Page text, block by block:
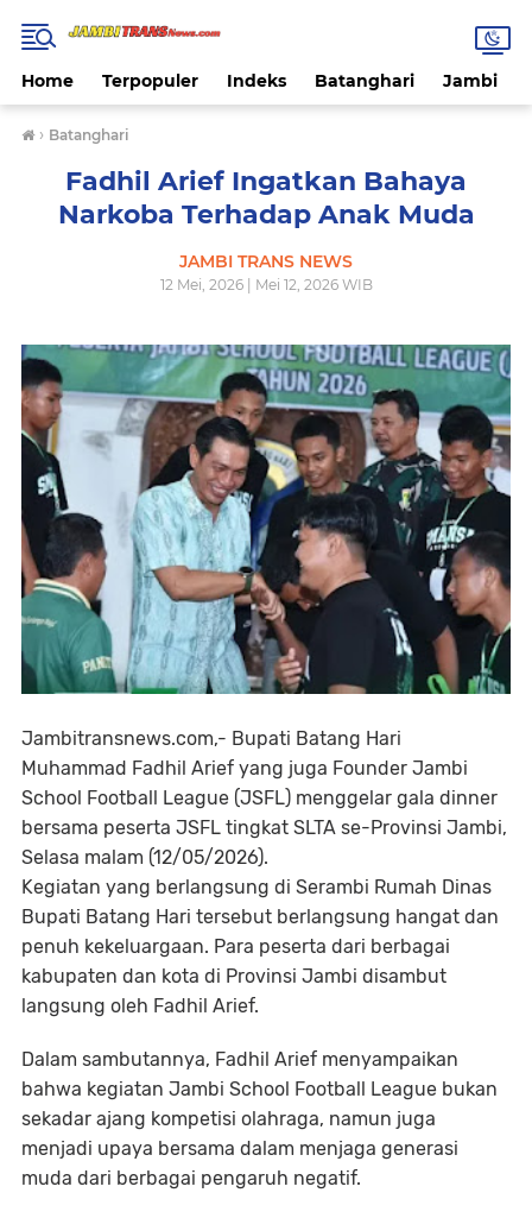
Home Terpopuler Indeks Batanghari Jambi
› Batanghari
Fadhil Arief Ingatkan Bahaya
Narkoba Terhadap Anak Muda
JAMBI TRANS NEWS
12 Mei, 2026 | Mei 12, 2026 WIB
Jambitransnews.com,- Bupati Batang Hari
Muhammad Fadhil Arief yang juga Founder Jambi
School Football League (JSFL) menggelar gala dinner
bersama peserta JSFL tingkat SLTA se-Provinsi Jambi,
Selasa malam (12/05/2026).
Kegiatan yang berlangsung di Serambi Rumah Dinas
Bupati Batang Hari tersebut berlangsung hangat dan
penuh kekeluargaan. Para peserta dari berbagai
kabupaten dan kota di Provinsi Jambi disambut
langsung oleh Fadhil Arief.
Dalam sambutannya, Fadhil Arief menyampaikan
bahwa kegiatan Jambi School Football League bukan
sekadar ajang kompetisi olahraga, namun juga
menjadi upaya bersama dalam menjaga generasi
muda dari berbagai pengaruh negatif.